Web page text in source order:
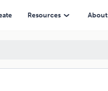
Resources About